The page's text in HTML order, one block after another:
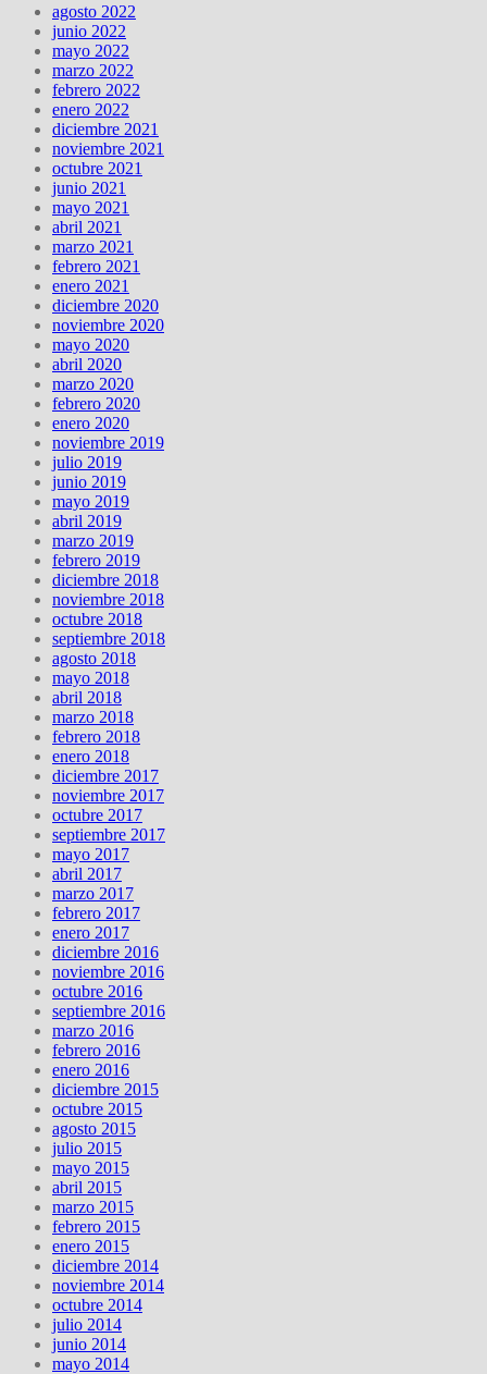
agosto 2022
junio 2022
mayo 2022
marzo 2022
febrero 2022
enero 2022
diciembre 2021
noviembre 2021
octubre 2021
junio 2021
mayo 2021
abril 2021
marzo 2021
febrero 2021
enero 2021
diciembre 2020
noviembre 2020
mayo 2020
abril 2020
marzo 2020
febrero 2020
enero 2020
noviembre 2019
julio 2019
junio 2019
mayo 2019
abril 2019
marzo 2019
febrero 2019
diciembre 2018
noviembre 2018
octubre 2018
septiembre 2018
agosto 2018
mayo 2018
abril 2018
marzo 2018
febrero 2018
enero 2018
diciembre 2017
noviembre 2017
octubre 2017
septiembre 2017
mayo 2017
abril 2017
marzo 2017
febrero 2017
enero 2017
diciembre 2016
noviembre 2016
octubre 2016
septiembre 2016
marzo 2016
febrero 2016
enero 2016
diciembre 2015
octubre 2015
agosto 2015
julio 2015
mayo 2015
abril 2015
marzo 2015
febrero 2015
enero 2015
diciembre 2014
noviembre 2014
octubre 2014
julio 2014
junio 2014
mayo 2014